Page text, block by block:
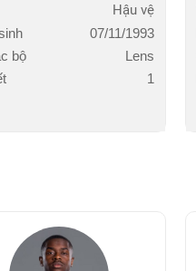
Hậu vệ
07/11/1993
bộ
Lens
1